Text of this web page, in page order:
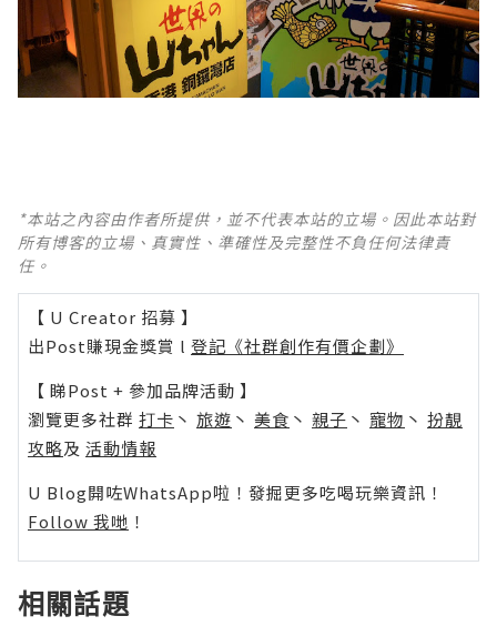
*本站之內容由作者所提供，並不代表本站的立場。因此本站對
所有博客的立場、真實性、準確性及完整性不負任何法律責
任。
【 U Creator 招募 】
出Post賺現金獎賞 l 登記《社群創作有價企劃》
【 睇Post + 參加品牌活動 】
瀏覽更多社群 打卡 丶 旅遊 丶 美食 丶 親子 丶 寵物 丶 扮靚
攻略及 活動情報
U Blog開咗WhatsApp啦！發掘更多吃喝玩樂資訊！
Follow 我哋 ！
相關話題